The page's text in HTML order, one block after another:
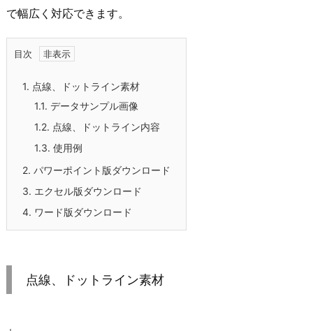
で幅広く対応できます。
目次
1. 点線、ドットライン素材
1.1. データサンプル画像
1.2. 点線、ドットライン内容
1.3. 使用例
2. パワーポイント版ダウンロード
3. エクセル版ダウンロード
4. ワード版ダウンロード
点線、ドットライン素材